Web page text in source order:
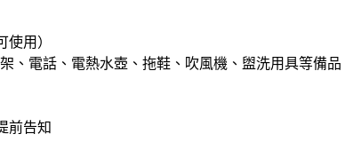
用）
、電話、電熱水壺、拖鞋、吹風機、盥洗用具等備品
前告知